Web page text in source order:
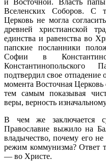
Вселенских Соборов. С
Церковь не могла
древней христианской
единства и равенства во
папские посланники
Софии в
Константинопольского
подтвердил свое отпадение
момента Восточная Церковь
тем самым показывая
веры, верность
В чем же заключается
Православие выжило на
владычество, почему его
режим коммунизма? Ответ
— во Христе.